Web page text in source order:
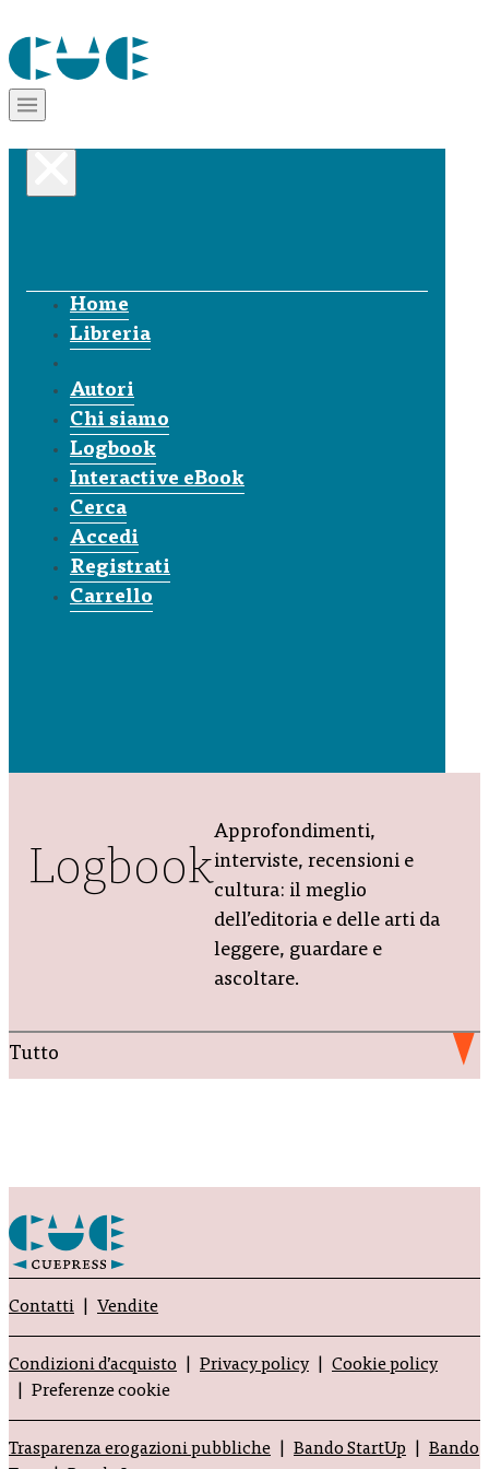
Home
Libreria
Autori
Chi siamo
Logbook
Interactive eBook
Cerca
Accedi
Registrati
Carrello
Logbook
Approfondimenti,
interviste, recensioni e
cultura: il meglio
dell’editoria e delle arti da
leggere, guardare e
ascoltare.
Tutto
Contatti Vendite
Condizioni d’acquisto Privacy policy
Cookie policy
Preferenze cookie
Trasparenza erogazioni pubbliche Bando StartUp
Bando